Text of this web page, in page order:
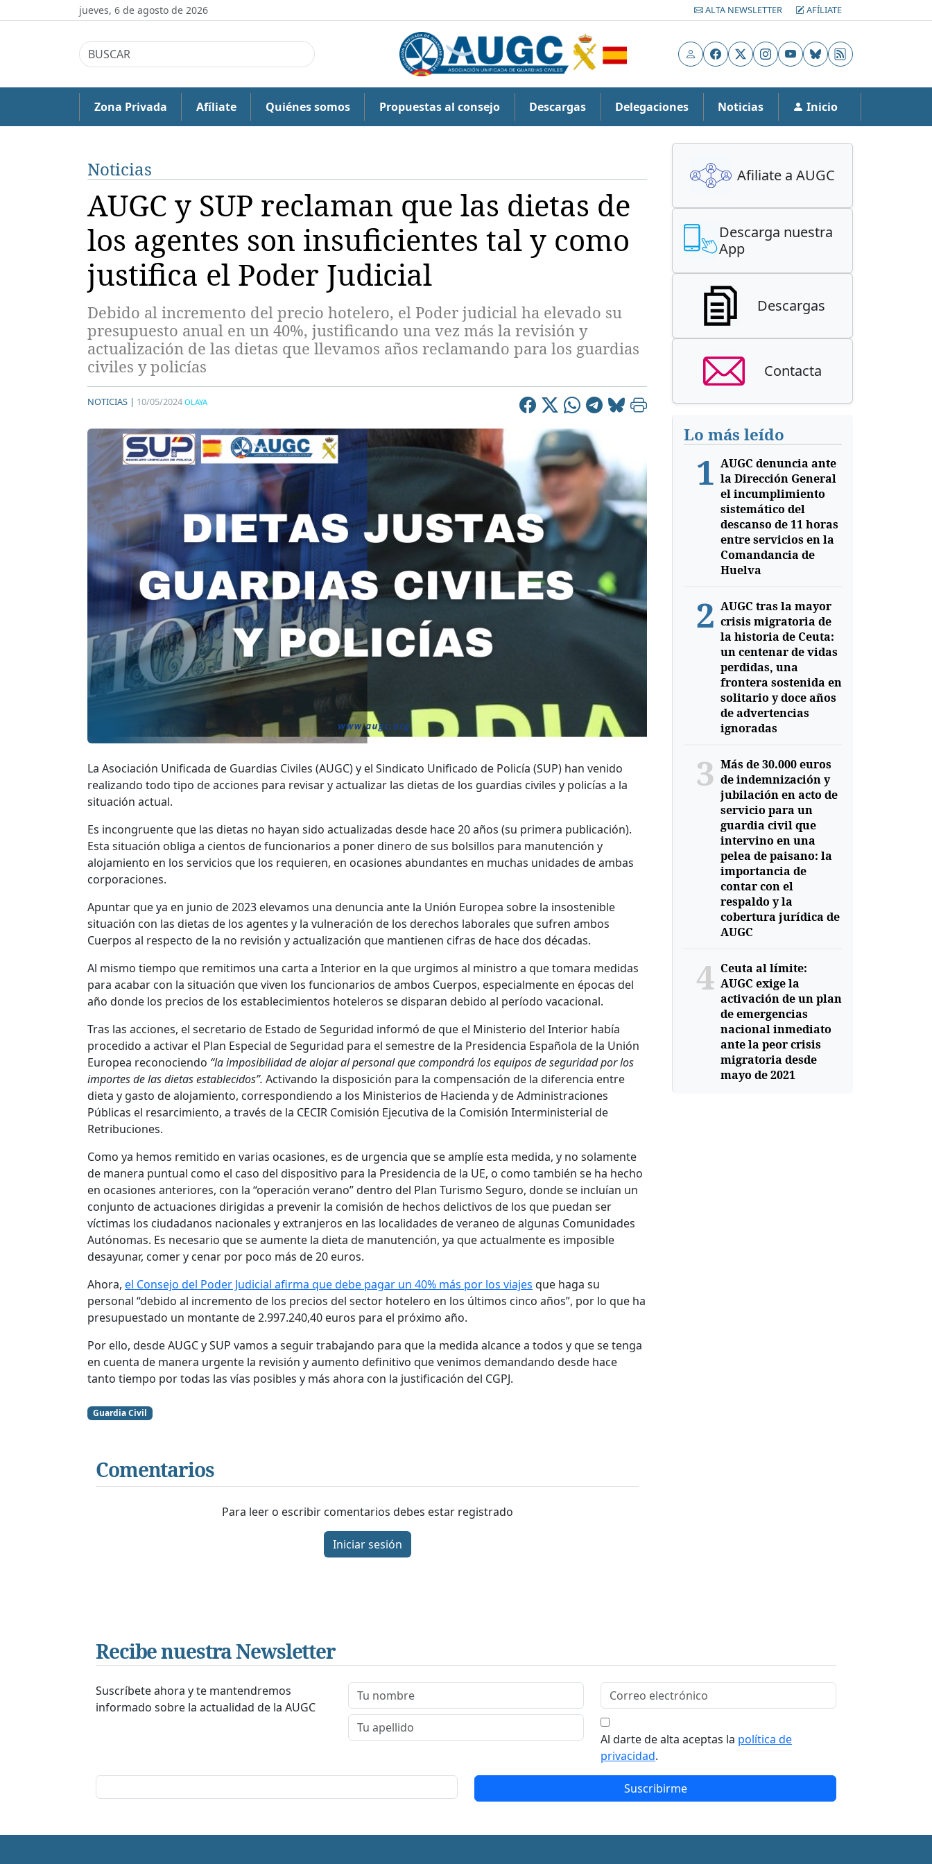
jueves, 6 de agosto de 2026 ALTA NEWSLETTER AFÍLIATE
UsuarioFacebook
X Instagram
YouTubeBluesky
RSS
Zona Privada Afíliate Quiénes somos Propuestas al consejo Descargas Delegaciones Noticias Inicio
Noticias
AUGC y SUP reclaman que las dietas de
los agentes son insuficientes tal y como
justifica el Poder Judicial
Debido al incremento del precio hotelero, el Poder judicial ha elevado su
presupuesto anual en un 40%, justificando una vez más la revisión y
actualización de las dietas que llevamos años reclamando para los guardias
civiles y policías
NOTICIAS | 10/05/2024 OLAYA
La Asociación Unificada de Guardias Civiles (AUGC) y el Sindicato Unificado de Policía (SUP) han venido
realizando todo tipo de acciones para revisar y actualizar las dietas de los guardias civiles y policías a la
situación actual.
Es incongruente que las dietas no hayan sido actualizadas desde hace 20 años (su primera publicación).
Esta situación obliga a cientos de funcionarios a poner dinero de sus bolsillos para manutención y
alojamiento en los servicios que los requieren, en ocasiones abundantes en muchas unidades de ambas
corporaciones.
Apuntar que ya en junio de 2023 elevamos una denuncia ante la Unión Europea sobre la insostenible
situación con las dietas de los agentes y la vulneración de los derechos laborales que sufren ambos
Cuerpos al respecto de la no revisión y actualización que mantienen cifras de hace dos décadas.
Al mismo tiempo que remitimos una carta a Interior en la que urgimos al ministro a que tomara medidas
para acabar con la situación que viven los funcionarios de ambos Cuerpos, especialmente en épocas del
año donde los precios de los establecimientos hoteleros se disparan debido al período vacacional.
Tras las acciones, el secretario de Estado de Seguridad informó de que el Ministerio del Interior había
procedido a activar el Plan Especial de Seguridad para el semestre de la Presidencia Española de la Unión
Europea reconociendo “la imposibilidad de alojar al personal que compondrálos equipos de seguridad por los
importes de las dietas establecidos”. Activando la disposición para la compensación de la diferencia entre
dieta y gasto de alojamiento, correspondiendo a los Ministerios de Hacienda y de Administraciones
Públicas el resarcimiento, a través de la CECIR Comisión Ejecutiva de la Comisión Interministerial de
Retribuciones.
Como ya hemos remitido en varias ocasiones, es de urgencia que se amplíe esta medida, y no solamente
de manera puntual como el caso del dispositivo para la Presidencia de la UE, o como también se ha hecho
en ocasiones anteriores, con la “operación verano” dentro del Plan Turismo Seguro, donde se incluían un
conjunto de actuaciones dirigidas a prevenir la comisión de hechos delictivos de los que puedan ser
víctimas los ciudadanos nacionales y extranjeros en las localidades de veraneo de algunas Comunidades
Autónomas. Es necesario que se aumente la dieta de manutención, ya que actualmente es imposible
desayunar, comer y cenar por poco más de 20 euros.
Ahora, el Consejo del Poder Judicial afirma que debe pagar un 40% más por los viajes que haga su
personal “debido al incremento de los precios del sector hotelero en los últimos cinco años”, por lo que ha
presupuestado un montante de 2.997.240,40 euros para el próximo año.
Por ello, desde AUGC y SUP vamos a seguir trabajando para que la medida alcance a todos y que se tenga
en cuenta de manera urgente la revisión y aumento definitivo que venimos demandando desde hace
tanto tiempo por todas las vías posibles y más ahora con la justificación del CGPJ.
Guardia Civil
Comentarios
Para leer o escribir comentarios debes estar registrado
Iniciar sesión
Afiliate a AUGC
Descarga nuestra
App
Descargas
Contacta
Lo más leído
1 AUGC denuncia ante
la Dirección General
el incumplimiento
sistemático del
descanso de 11 horas
entre servicios en la
Comandancia de
Huelva
2 AUGC tras la mayor
crisis migratoria de
la historia de Ceuta:
un centenar de vidas
perdidas, una
frontera sostenida en
solitario y doce años
de advertencias
ignoradas
3 Más de 30.000 euros
de indemnización y
jubilación en acto de
servicio para un
guardia civil que
intervino en una
pelea de paisano: la
importancia de
contar con el
respaldo y la
cobertura jurídica de
AUGC
4 Ceuta al límite:
AUGC exige la
activación de un plan
de emergencias
nacional inmediato
ante la peor crisis
migratoria desde
mayo de 2021
Recibe nuestra Newsletter
Suscríbete ahora y te mantendremos
informado sobre la actualidad de la AUGC
Al darte de alta aceptas la política de
privacidad.
Suscribirme